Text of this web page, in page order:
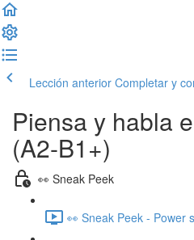
Lección anterior Completar y
Piensa y habla
(A2-B1+)
👀 Sneak Peek
👀 Sneak Peek - Power